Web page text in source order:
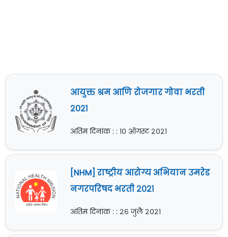
आयुक्त श्रम आणि रोजगार गोवा भरती
२०२१
अंतिम दिनांक : : १० ऑगस्ट २०२१
[NHM] राष्ट्रीय आरोग्य अभियान उमरेड
नगरपरिषद भरती २०२१
अंतिम दिनांक : : २६ जुलै २०२१